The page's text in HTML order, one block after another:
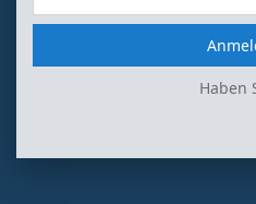
Haben